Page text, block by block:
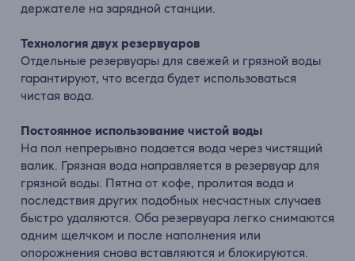
держателе на зарядной станции.
Технология двух резервуаров
Отдельные резервуары для свежей и грязной воды
гарантируют, что всегда будет использоваться
чистая вода.
Постоянное использование чистой воды
На пол непрерывно подается вода через чистящий
валик. Грязная вода направляется в резервуар для
грязной воды. Пятна от кофе, пролитая вода и
последствия других подобных несчастных случаев
быстро удаляются. Оба резервуара легко снимаются
одним щелчком и после наполнения или
опорожнения снова вставляются и блокируются.